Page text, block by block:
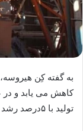
تولید با ۵درصد رشد همراه خواهد شد.